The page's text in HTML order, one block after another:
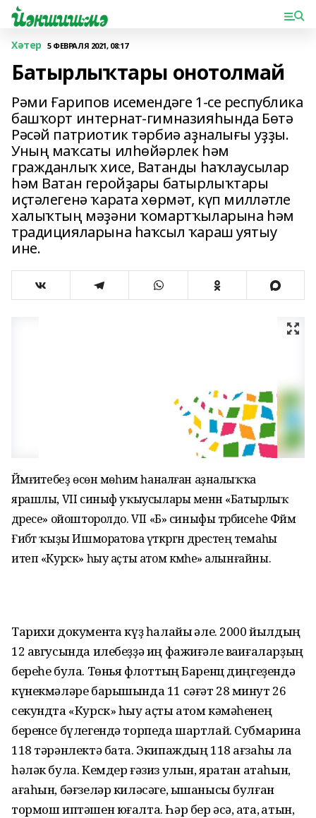
Хәтер 5 ФЕВРАЛЯ 2021, 08:17
Батырлыҡтары онотолмай
Рәми Ғарипов исемендәге 1-се республика
башҡорт интернат-гимназияһында Бөтә
Рәсәй патриотик тәрбиә аҙналығы уҙҙы.
Уның маҡсаты илһөйәрлек һәм
гражданлыҡ хисе, Ватанды һаҡлаусылар
һәм Ватан геройҙары батырлыҡтары
иҫтәлегенә ҡарата хөрмәт, күп милләтле
халыҡтың мәҙәни ҡомартҡыларына һәм
традицияларына һаҡсыл ҡараш уятыу
ине.
Йәмғиәтебеҙ өсөн мөһим һаналған аҙналыҡҡа
ярашлы, VII синыф уҡыусылары менән «Батырлыҡ
дәресе» ойошторолдо. VII «Б» синыфы тәрбиәсеһе Фәймә
Ғибәт ҡыҙы Ишморатова үткәргән дәрестең темаһы
итеп «Курск» һыу аҫты атом кәмәһе» алынғайны.
Тарихи документҡа күҙ һалайыҡ әле. 2000 йылдың
12 авгусында илебеҙҙә иң фажиғәле ваҡиғаларҙың
береһе була. Төньяҡ флоттың Баренц диңгеҙендә
күнекмәләре барышында 11 сәғәт 28 минут 26
секундта «Курск» һыу аҫты атом кәмәһенең
беренсе бүлегендә торпеда шартлай. Субмарина
118 тәрәнлектә бата. Экипаждың 118 ағзаһы ла
һәләк була. Кемдер ғәзиз улын, яратҡан атаһын,
ағаһын, бәғзеләр киләсәге, ышанысы булған
тормош иптәшен юғалта. Һәр бер әсә, ата, ҡатын,